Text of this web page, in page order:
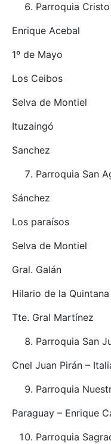
Parroquia
Enrique Acebal
1º de Mayo
Los Ceibos
Selva de Montiel
Ituzaingó
Sanchez
Parroquia San
Sánchez
Los paraísos
Selva de Montiel
Gral. Galán
Hilario de la Quintana
Tte. Gral Martínez
Parroquia San
Cnel Juan Pirán –
Parroquia
Paraguay – Enrique
Parroquia